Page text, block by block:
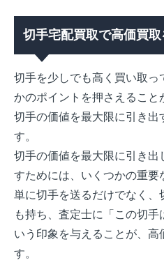
切手宅配買取で高価買
切手を少しでも高く買い取っ
かのポイントを押さえること
切手の価値を最大限に引き出
す。
切手の価値を最大限に引き
すためには、いくつかの重要
単に切手を送るだけでなく
も持ち、査定士に「この切
いう印象を与えることが、
す。